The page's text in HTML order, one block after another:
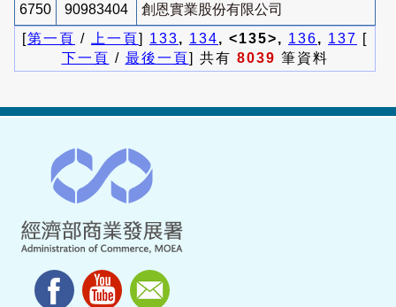
6750 90983404
創恩實業股份有限公司
[第一頁 / 上一頁] 133, 134, <135>, 136, 137 [
下一頁 / 最後一頁] 共有 8039 筆資料